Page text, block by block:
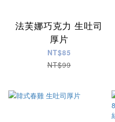
法芙娜巧克力 生吐司
厚片
NT$85
NT$99